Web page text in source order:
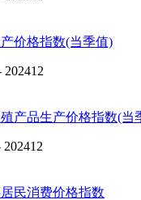
价格指数(当季值)
202412
产品生产价格指数(当
202412
民消费价格指数